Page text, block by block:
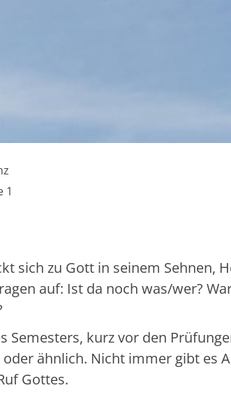
1
sich zu Gott in seinem Sehnen,
auf: Ist da noch was/wer?
Semesters, kurz vor den
ähnlich. Nicht immer gibt es
Gottes.